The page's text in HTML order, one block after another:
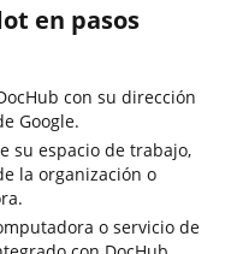
en pasos
con su dirección
Google.
su espacio de trabajo,
la organización o
o servicio de